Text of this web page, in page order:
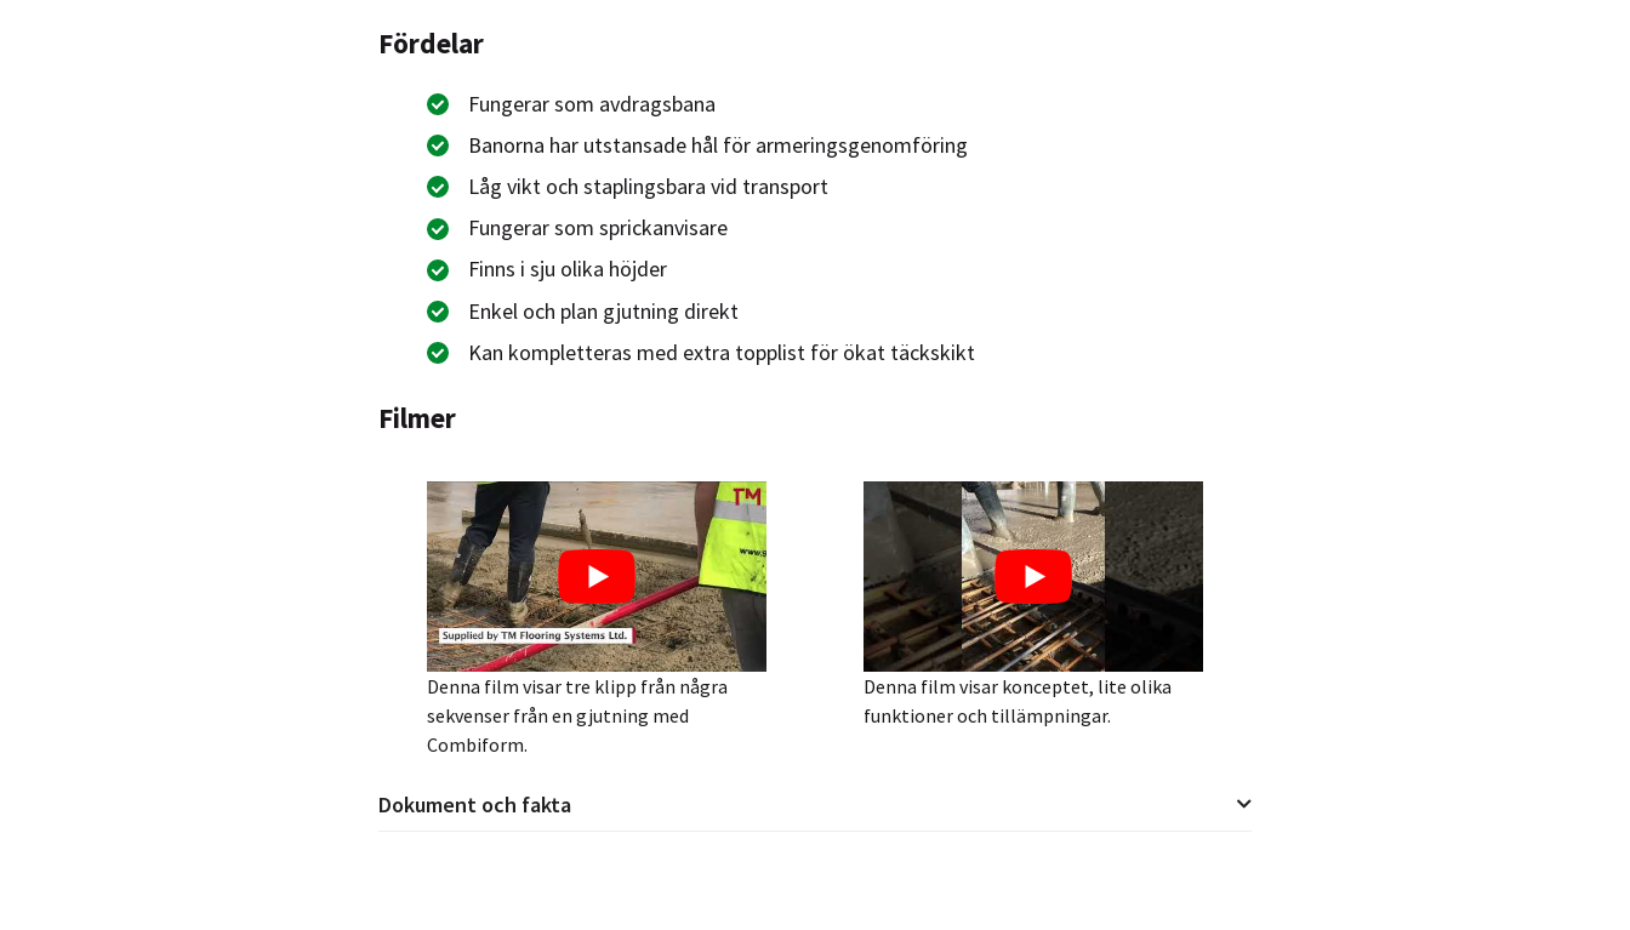
Fördelar
Fungerar som avdragsbana
Banorna har utstansade hål för armeringsgenomföring
Låg vikt och staplingsbara vid transport
Fungerar som sprickanvisare
Finns i sju olika höjder
Enkel och plan gjutning direkt
Kan kompletteras med extra topplist för ökat täckskikt
Filmer
Denna film visar tre klipp från några
sekvenser från en gjutning med
Combiform.
Denna film visar konceptet, lite olika
funktioner och tillämpningar.
Dokument och fakta